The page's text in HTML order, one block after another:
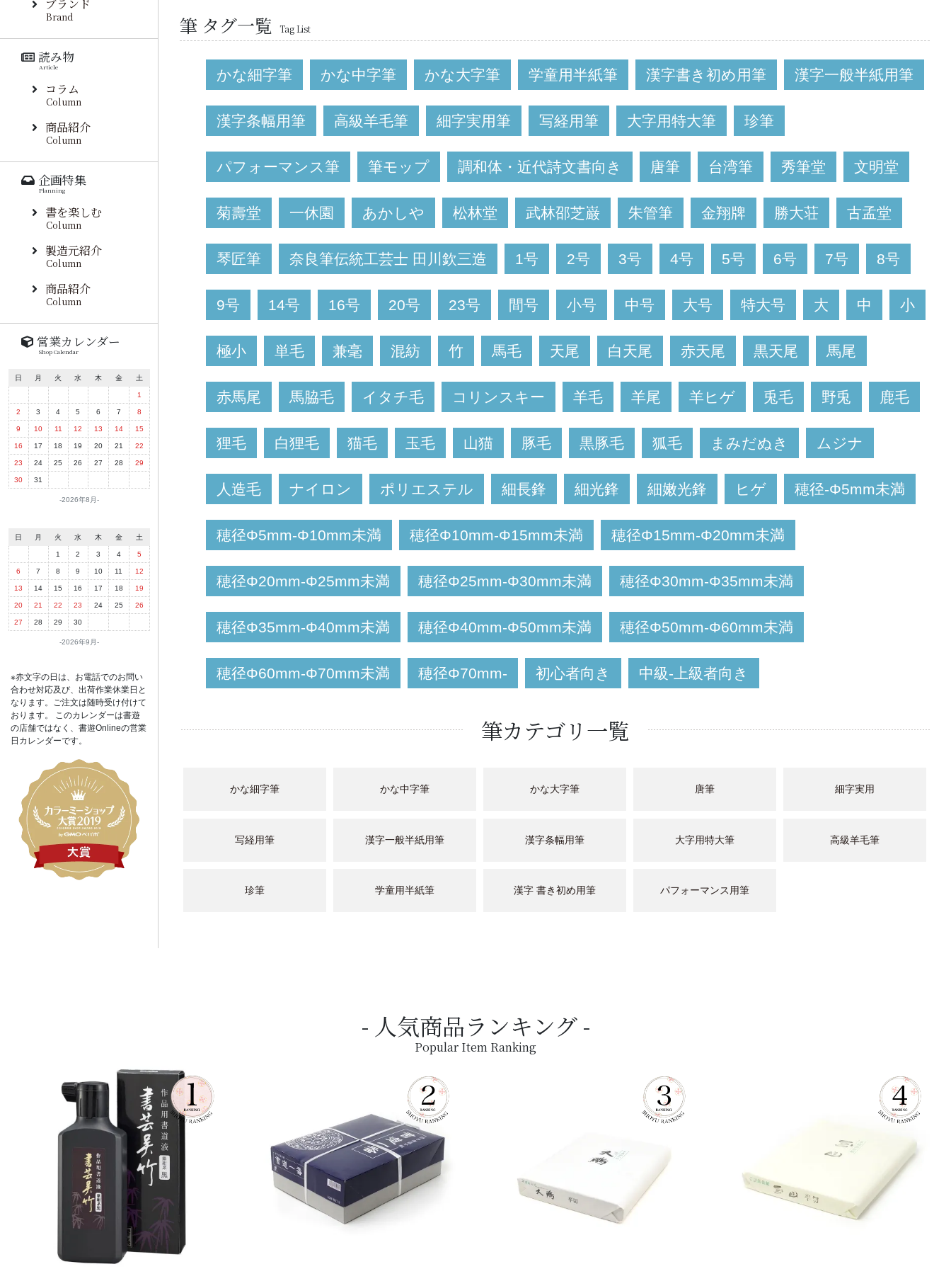
筆 タグ一覧 Tag List
かな細字筆 かな中字筆 かな大字筆 学童用半紙筆 漢字書き初め用筆 漢字一般半紙用筆
漢字条幅用筆 高級羊毛筆 細字実用筆 写経用筆 大字用特大筆 珍筆
パフォーマンス筆 筆モップ 調和体・近代詩文書向き 唐筆 台湾筆 秀筆堂 文明堂
菊壽堂 一休園 あかしや 松林堂 武林邵芝巌 朱管筆 金翔牌 勝大荘 古孟堂
琴匠筆 奈良筆伝統工芸士 田川欽三造 1号 2号 3号 4号 5号 6号 7号 8号
9号 14号 16号 20号 23号 間号 小号 中号 大号 特大号 大 中 小
極小 単毛 兼毫 混紡 竹 馬毛 天尾 白天尾 赤天尾 黒天尾 馬尾
赤馬尾 馬脇毛 イタチ毛 コリンスキー 羊毛 羊尾 羊ヒゲ 兎毛 野兎 鹿毛
狸毛 白狸毛 猫毛 玉毛 山猫 豚毛 黒豚毛 狐毛 まみだぬき ムジナ
人造毛 ナイロン ポリエステル 細長鋒 細光鋒 細嫩光鋒 ヒゲ 穂径-Φ5mm未満
穂径Φ5mm-Φ10mm未満 穂径Φ10mm-Φ15mm未満 穂径Φ15mm-Φ20mm未満
穂径Φ20mm-Φ25mm未満 穂径Φ25mm-Φ30mm未満 穂径Φ30mm-Φ35mm未満
穂径Φ35mm-Φ40mm未満 穂径Φ40mm-Φ50mm未満 穂径Φ50mm-Φ60mm未満
穂径Φ60mm-Φ70mm未満 穂径Φ70mm- 初心者向き 中級-上級者向き
筆カテゴリ一覧
かな細字筆 かな中字筆 かな大字筆 唐筆 細字実用
写経用筆 漢字一般半紙用筆 漢字条幅用筆 大字用特大筆 高級羊毛筆
珍筆 学童用半紙筆 漢字 書き初め用筆 パフォーマンス用筆
ブランド
Brand
読み物
Article
コラム
Column
商品紹介
Column
企画特集
Planning
書を楽しむ
Column
製造元紹介
Column
商品紹介
Column
営業カレンダー
Shop Calendar
2026年8月
日 月 火 水 木 金 土
1
2 3 4 5 6 7 8
9 10 11 12 13 14 15
16 17 18 19 20 21 22
23 24 25 26 27 28 29
30 31
2026年9月
日 月 火 水 木 金 土
1 2 3 4 5
6 7 8 9 10 11 12
13 14 15 16 17 18 19
20 21 22 23 24 25 26
27 28 29 30
※赤文字の日は、お電話でのお問い
合わせ対応及び、出荷作業休業日と
なります。ご注文は随時受け付けて
おります。 このカレンダーは書遊
の店舗ではなく、書遊Onlineの営業
日カレンダーです。
人気商品ランキング
Popular Item Ranking